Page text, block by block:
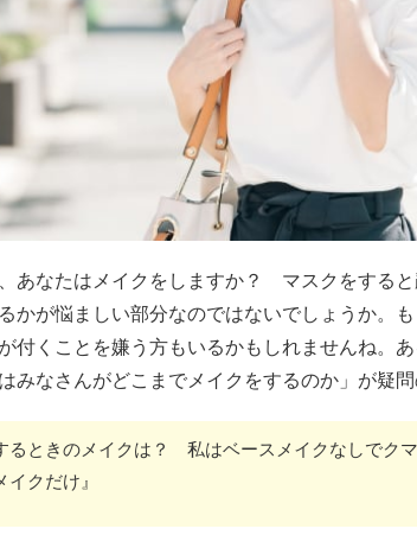
あなたはメイクをしますか？ マスクをすると
かが悩ましい部分なのではないでしょうか。
付くことを嫌う方もいるかもしれませんね。
みなさんがどこまでメイクをするのか」が疑問
るときのメイクは？ 私はベースメイクなしでク
クだけ』